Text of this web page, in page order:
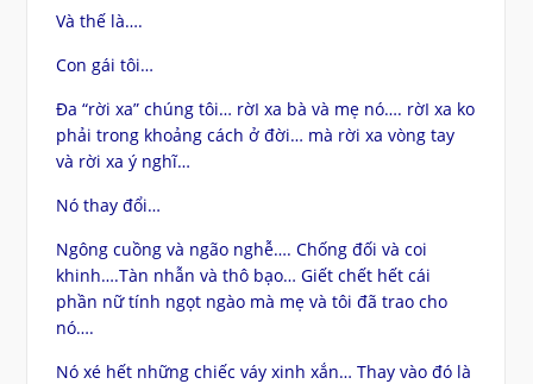
Và thế là….
Con gái tôi…
Đa “rời xa” chúng tôi… rờI xa bà và mẹ nó…. rờI xa ko
phải trong khoảng cách ở đời… mà rời xa vòng tay
và rời xa ý nghĩ…
Nó thay đổi…
Ngông cuồng và ngão nghễ…. Chống đối và coi
khinh….Tàn nhẫn và thô bạo… Giết chết hết cái
phần nữ tính ngọt ngào mà mẹ và tôi đã trao cho
nó….
Nó xé hết những chiếc váy xinh xắn… Thay vào đó là